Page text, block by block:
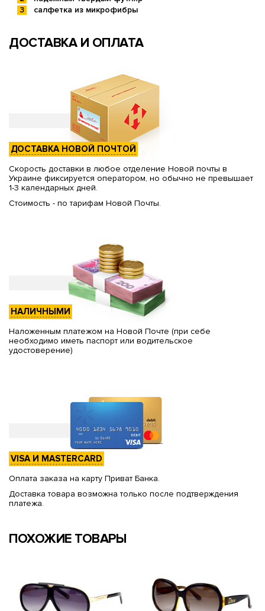
салфетка из микрофибры
ДОСТАВКА И ОПЛАТА
ДОСТАВКА НОВОЙ ПОЧТОЙ
Скорость доставки в любое отделение Новой почты в
Украине фиксируется оператором, но обычно не превышает
1-3 календарных дней.
Стоимость - по тарифам Новой Почты.
НАЛИЧНЫМИ
Наложенным платежом на Новой Почте (при себе
необходимо иметь паспорт или водительское
удостоверение)
VISA И MASTERCARD
Оплата заказа на карту Приват Банка.
Доставка товара возможна только после подтверждения
платежа.
ПОХОЖИЕ ТОВАРЫ